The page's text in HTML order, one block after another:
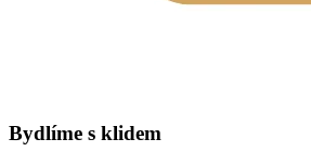
Bydlíme s klidem